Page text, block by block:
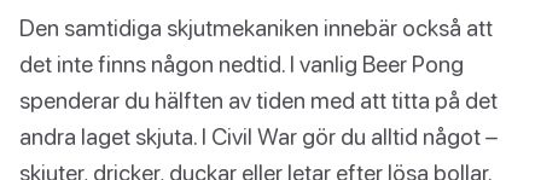
Den samtidiga skjutmekaniken innebär också att
det inte finns någon nedtid. I vanlig Beer Pong
spenderar du hälften av tiden med att titta på det
andra laget skjuta. I Civil War gör du alltid något –
skjuter, dricker, duckar eller letar efter lösa bollar.